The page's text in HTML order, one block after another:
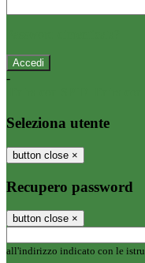
-
Seleziona utente
button close ×
Recupero password
button close ×
all'indirizzo indicato con le